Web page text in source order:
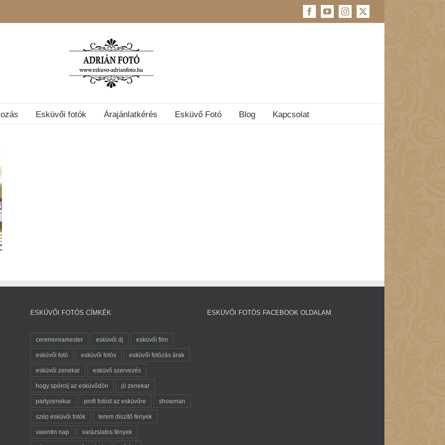
FacebookYouTubeInstagram
X
Esküvői fotók Árajánlatkérés Esküvő Fotó Blog Kapcsolat
ESKÜVŐI FOTÓS CÍMKÉK
ceremoniamester esküvői dj esküvői film
esküvői fotó esküvői fotós esküvői fotózás árak
esküvői zenekar esküvő szervezés
hogy spórolj az esküvődön jó zenekar
partyzenekar profi fotóst az esküvőre showman
szép esküvői fotók terem díszítő fények
valentin nap varázslatos fények
ESKÜVŐI FOTÓS FACEBOOK OLDALAM